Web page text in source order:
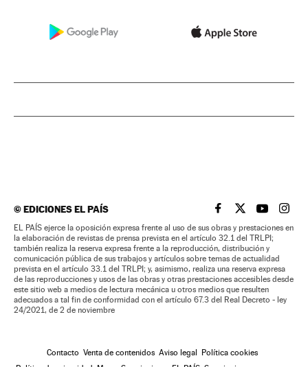
©EDICIONES EL PAÍS EL PAÍS BRASIL EN
EL PAÍSEL PAÍS
EL
EL PAÍS ejerce la oposición expresa frente al uso de sus obras y prestaciones en
la elaboración de revistas de prensa prevista en el artículo 32.1 del TRLPI;
también realiza la reserva expresa frente a la reproducción, distribución y
comunicación pública de sus trabajos y artículos sobre temas de actualidad
prevista en el artículo 33.1 del TRLPI; y, asimismo, realiza una reserva expresa
de las reproducciones y usos de las obras y otras prestaciones accesibles desde
este sitio web a medios de lectura mecánica u otros medios que resulten
adecuados a tal fin de conformidad con el artículo 67.3 del Real Decreto - ley
24/2021, de 2 de noviembre
Contacto Venta de contenidos Aviso legal
Política cookies